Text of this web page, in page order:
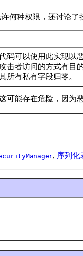
何种权限，还讨论了
码可以使用此实现以
击者访问的方式有目
所有私有字段归零。
可能存在危险，因为
, 序列化